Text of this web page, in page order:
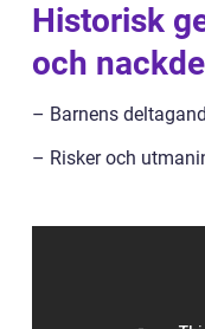
Historisk
och
– Barnens
– Risker och